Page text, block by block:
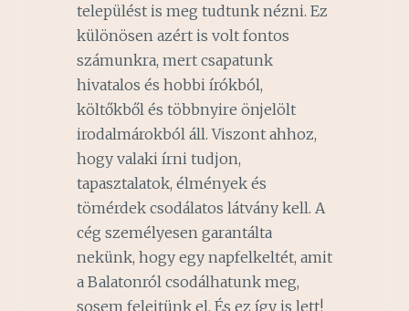
települést is meg tudtunk nézni. Ez
különösen azért is volt fontos
számunkra, mert csapatunk
hivatalos és hobbi írókból,
költőkből és többnyire önjelölt
irodalmárokból áll. Viszont ahhoz,
hogy valaki írni tudjon,
tapasztalatok, élmények és
tömérdek csodálatos látvány kell. A
cég személyesen garantálta
nekünk, hogy egy napfelkeltét, amit
a Balatonról csodálhatunk meg,
sosem felejtünk el. És ez így is lett!